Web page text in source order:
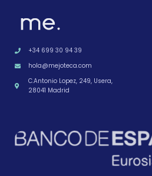
+34 699 30 94 39
hola@mejoteca.com
C.Antonio Lopez, 249, Usera,
28041 Madrid